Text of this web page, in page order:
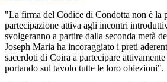
"La firma del Codice di Condotta non è la
partecipazione attiva agli incontri
svolgeranno a partire dalla seconda metà
Joseph Maria ha incoraggiato i preti
sacerdoti di Coira a partecipare
portando sul tavolo tutte le loro obiezioni".